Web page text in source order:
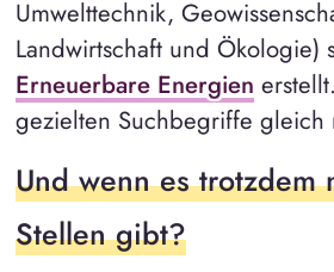
Umwelttechnik,
Landwirtschaft und Ökologie)
Erneuerbare Energien
gezielten Suchbegriffe gleich
Und wenn es trotzdem
Stellen gibt?